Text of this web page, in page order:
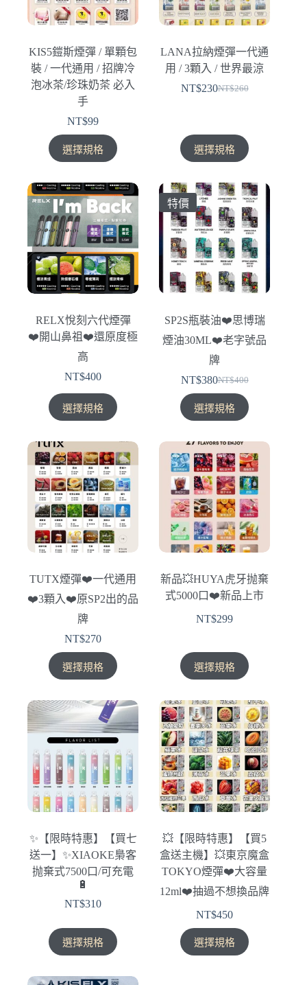
可
在
品
頁
面
選
擇
選
項
可
在
品
頁
面
選
項
KIS5鎧斯煙彈 / 單顆包
裝 / 一代通用 / 招牌冷
泡冰茶/珍珠奶茶 必入
手
NT$99
選擇規格
此
產
有
多
種
款
式。
可
在
品
頁
面
選
選
項
LANA拉納煙彈一代通
用 / 3顆入 / 世界最涼
NT$260
格：
NT$260。
NT$230
格：
NT$230。
選擇規格
此
產
有
多
種
款
式。
可
在
品
頁
面
選
選
項
RELX悅刻六代煙彈
❤️‍開山鼻祖❤️‍還原度極
高
NT$400
選擇規格
此
產
有
多
種
款
式。
可
在
品
頁
面
選
選
項
特價
SP2S瓶裝油❤️‍思博瑞
煙油30ML❤️‍老字號品
牌
NT$400
始
價
NT$400。
NT$380
前
價
NT$380。
選擇規格
此
產
有
多
種
款
式。
可
在
品
頁
面
選
項
TUTX煙彈❤️‍一代通用
❤️‍3顆入❤️‍原SP2出的品
牌
NT$270
選擇規格
此
產
有
多
種
款
式。
可
在
品
頁
面
選
擇
項
新品💥HUYA虎牙抛棄
式5000口❤️‍新品上市
NT$299
選擇規格
此
產
有
多
種
款
式。
可
在
品
頁
面
選
擇
項
✨【限時特惠】【買七
送一】✨XIAOKE梟客
抛棄式7500口/可充電
🔋
NT$310
選擇規格
此
產
💥【限時特惠】【買5
盒送主機】💥東京魔盒
TOKYO煙彈❤️‍大容量
12ml❤️‍抽過不想換品牌
NT$450
選擇規格
此
產